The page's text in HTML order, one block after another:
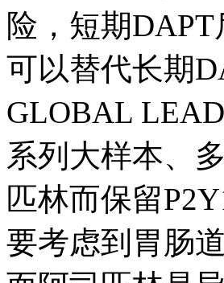
险，短期
可以替代长期
GLOBAL
系列大样本、
匹林而保留
要考虑到胃肠